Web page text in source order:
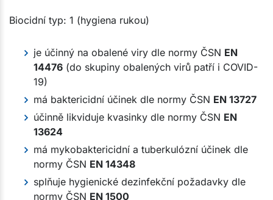
Biocidní typ: 1 (hygiena rukou)
je účinný na obalené viry dle normy ČSN EN
14476 (do skupiny obalených virů patří i COVID-
19)
má baktericidní účinek dle normy ČSN EN 13727
účinně likviduje kvasinky dle normy ČSN EN
13624
má mykobaktericidní a tuberkulózní účinek dle
normy ČSN EN 14348
splňuje hygienické dezinfekční požadavky dle
normy ČSN EN 1500